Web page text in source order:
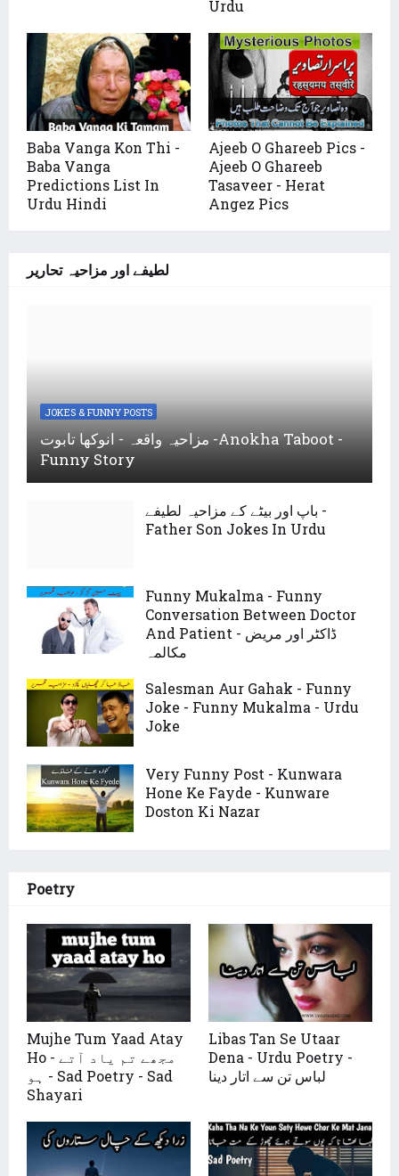
Urdu
Baba Vanga Kon Thi -
Baba Vanga
Predictions List In
Urdu Hindi
Ajeeb O Ghareeb Pics -
Ajeeb O Ghareeb
Tasaveer - Herat
Angez Pics
لطیفے اور مزاحیہ تحاریر
JOKES & FUNNY POSTS
مزاحیہ واقعہ - انوکھا تابوت -Anokha Taboot -
Funny Story
باپ اور بیٹے کے مزاحیہ لطیفے -
Father Son Jokes In Urdu
Funny Mukalma - Funny
Conversation Between Doctor
And Patient - ڈاکٹر اور مریض
مکالمہ
Salesman Aur Gahak - Funny
Joke - Funny Mukalma - Urdu
Joke
Very Funny Post - Kunwara
Hone Ke Fayde - Kunware
Doston Ki Nazar
Poetry
Mujhe Tum Yaad Atay
Ho - مجھے تم یاد آتے
ہو - Sad Poetry - Sad
Shayari
Libas Tan Se Utaar
Dena - Urdu Poetry -
لباس تن سے اتار دینا